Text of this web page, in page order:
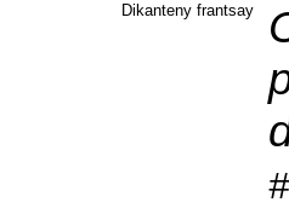
Dikanteny frantsay